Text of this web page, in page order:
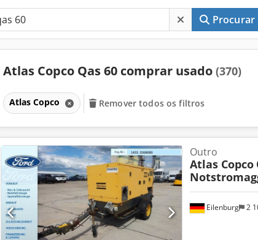
Procurar
Atlas Copco Qas 60 comprar usado (370)
Atlas Copco Remover todos os filtros
Eilenburg 2
Outro
Atlas Copco